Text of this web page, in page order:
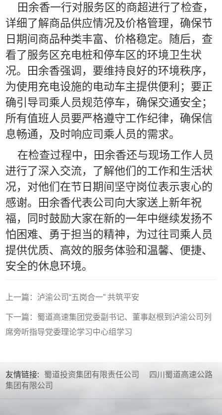
田余香一行对服务区的商超进行了检查，
详细了解商品供应情况及价格管理，确保节
日期间商品种类丰富、价格稳定。随后，查
看了服务区充电桩和停车区的环境卫生状
况。田余香强调，要维持良好的环境秩序，
为使用充电设施的电动车主提供便利；要正
确引导司乘人员规范停车，确保交通安全；
所有值班人员要严格遵守工作纪律，确保信
息畅通，及时响应司乘人员的需求。
在检查过程中，田余香还与现场工作人员
进行了深入交流，了解他们的工作和生活状
况，对他们在节日期间坚守岗位表示衷心的
感谢。田余香代表公司向大家送上新年祝
福，同时鼓励大家在新的一年中继续发扬不
怕困难、勇于担当的精神，为过往司乘人员
提供优质、高效的服务体验和温馨、便捷、
安全的休息环境。
上一篇：泸渝公司“五岗合一” 共筑平安
下一篇：蜀道高速集团党委副书记、董事赵根到泸渝公司列
席旁听指导党委理论学习中心组学习
友情链接: 蜀道投资集团有限责任公司
四川蜀道高速公路
集团有限公司